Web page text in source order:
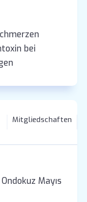
bei
Mitgliedschaften
Mayıs